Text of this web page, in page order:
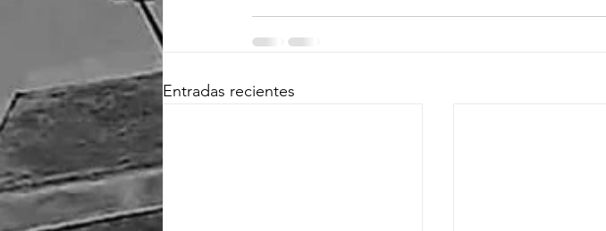
Entradas recientes